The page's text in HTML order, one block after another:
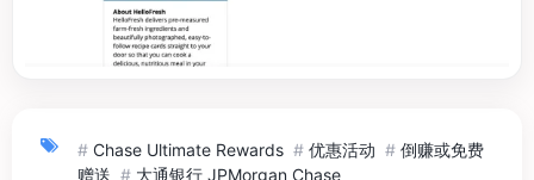
# Chase Ultimate Rewards # 优惠活动 # 倒赚或免费
赠送 # 大通银行 JPMorgan Chase